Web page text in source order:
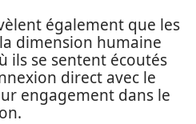
également que les
dimension humaine
ils se sentent écoutés
direct avec le
engagement dans le